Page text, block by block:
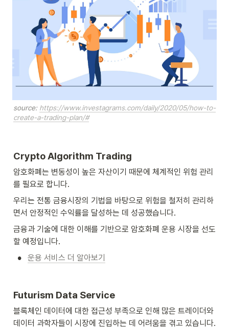
source: https://www.investagrams.com/daily/2020/05/how-to-
create-a-trading-plan/#
Crypto Algorithm Trading
암호화폐는 변동성이 높은 자산이기 때문에 체계적인 위험 관리
를 필요로 합니다.
우리는 전통 금융시장의 기법을 바탕으로 위험을 철저히 관리하
면서 안정적인 수익률을 달성하는 데 성공했습니다.
금융과 기술에 대한 이해를 기반으로 암호화폐 운용 시장을 선도
할 예정입니다.
• 운용 서비스 더 알아보기
Futurism Data Service
블록체인 데이터에 대한 접근성 부족으로 인해 많은 트레이더와